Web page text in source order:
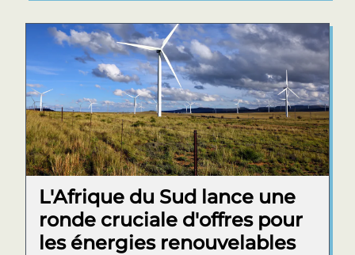
L'Afrique du Sud lance une
ronde cruciale d'offres pour
les énergies renouvelables